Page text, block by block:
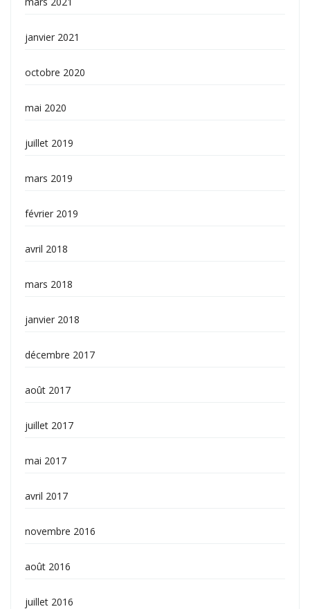
janvier 2021
octobre 2020
mai 2020
juillet 2019
mars 2019
février 2019
avril 2018
mars 2018
janvier 2018
décembre 2017
août 2017
juillet 2017
mai 2017
avril 2017
novembre 2016
août 2016
juillet 2016